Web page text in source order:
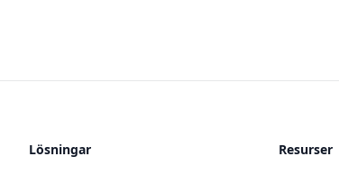
Lösningar Resurser